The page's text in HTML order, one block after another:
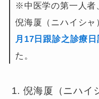
※中医学の第一人者
倪海厦（ニハイシャ
月17日跟診之診療日
た。
倪海厦（ニハ